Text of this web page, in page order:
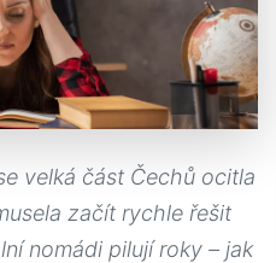
velká část Čechů ocitla
začít rychle řešit
nomádi pilují roky – jak